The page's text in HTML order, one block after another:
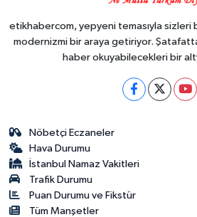
etikhabercom, yepyeni temasıyla sizleri
modernizmi bir araya getiriyor.
haber okuyabilecekleri bir
Nöbetçi Eczaneler
Hava Durumu
İstanbul Namaz Vakitleri
Trafik Durumu
Puan Durumu ve Fikstür
Tüm Manşetler